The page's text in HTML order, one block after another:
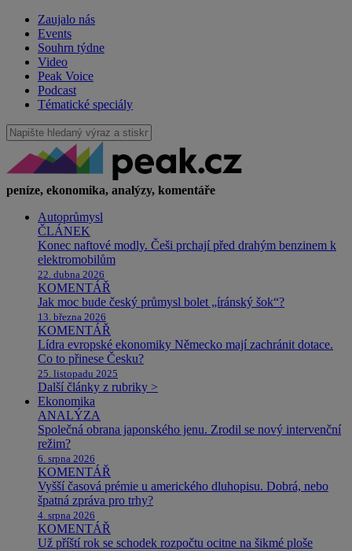
Zaujalo nás
Events
Souhrn týdne
Video
Peak Voice
Podcast
Tématické speciály
peníze, ekonomika, analýzy, komentáře
Autoprůmysl
ČLÁNEK
Konec naftové modly. Češi prchají před drahým benzinem k
elektromobilům
22. dubna 2026
KOMENTÁŘ
Jak moc bude český průmysl bolet „íránský šok“?
13. března 2026
KOMENTÁŘ
Lídra evropské ekonomiky Německo mají zachránit dotace.
Co to přinese Česku?
25. listopadu 2025
Další články z rubriky >
Ekonomika
ANALÝZA
Společná obrana japonského jenu. Zrodil se nový intervenční
režim?
6. srpna 2026
KOMENTÁŘ
Vyšší časová prémie u amerického dluhopisu. Dobrá, nebo
špatná zpráva pro trhy?
4. srpna 2026
KOMENTÁŘ
Už příští rok se schodek rozpočtu ocitne na šikmé ploše